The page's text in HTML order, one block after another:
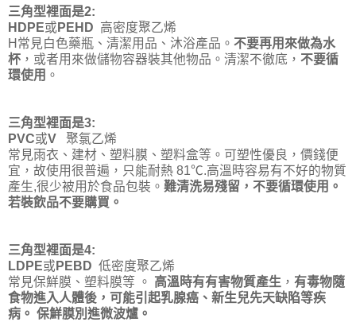
三角型裡面是2:
HDPE或 PEHD 高密度聚乙烯
H常見白色藥瓶、清潔用品、沐浴產品。 不要再用來做為水
杯 ，或者用來做儲物容器裝其他物品。清潔不徹底， 不要循
環使用 。
三角型裡面是3:
PVC或V
聚氯乙烯
常見雨衣、建材、塑料膜、塑料盒等。可塑性優良，價錢便
宜，故使用很普遍，只能耐熱 81℃.高溫時容易有不好的物質
產生,很少被用於食品包裝。 難清洗易殘留，不要循環使用。
若裝飲品不要購買。
三角型裡面是4:
LDPE或 PEBD 低密度聚乙烯
常見保鮮膜、塑料膜等 。 高溫時有有害物質產生 ， 有毒物隨
食物進入人體後，可能引起乳腺癌、新生兒先天缺陷等疾
病。 保鮮膜別進微波爐。